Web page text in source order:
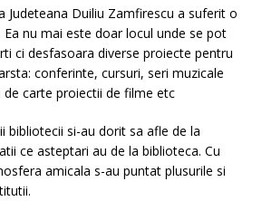
Judeteana Duiliu Zamfirescu a suferit o
nu mai este doar locul unde se pot
ci desfasoara diverse proiecte pentru
conferinte, cursuri, seri muzicale
de carte proiectii de filme etc
bibliotecii si-au dorit sa afle de la
ce asteptari au de la biblioteca. Cu
amicala s-au puntat plusurile si